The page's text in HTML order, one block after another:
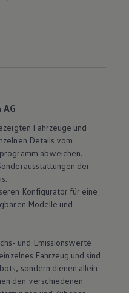
Fahrzeuge und
Details vom
abweichen.
der
Konfigurator für eine
Modelle und
und Emissionswerte
Fahrzeug und sind
sondern dienen allein
den verschiedenen